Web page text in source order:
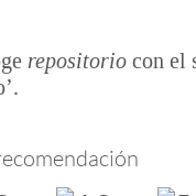
repositorio con el